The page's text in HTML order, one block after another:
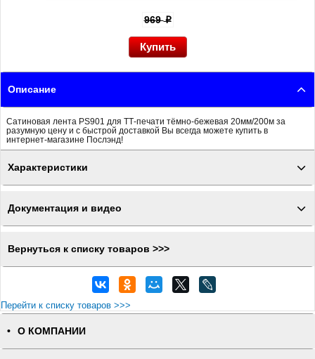
969p
Описание
Сатиновая лента PS901 для ТТ-печати тёмно-бежевая 20мм/200м за
разумную цену и с быстрой доставкой Вы всегда можете купить в
интернет-магазине Послэнд!
Характеристики
Документация и видео
Вернуться к списку товаров >>>
Перейти к списку товаров >>>
О КОМПАНИИ